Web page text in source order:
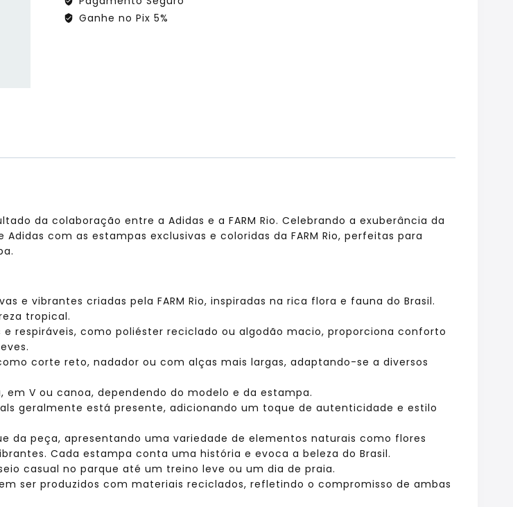
Ganhe no Pix 5%
da colaboração entre a Adidas e a FARM Rio. Celebrando a exuberância da
com as estampas exclusivas e coloridas da FARM Rio, perfeitas para
e vibrantes criadas pela FARM Rio, inspiradas na rica flora e fauna do Brasil.
tropical.
respiráveis, como poliéster reciclado ou algodão macio, proporciona conforto
corte reto, nadador ou com alças mais largas, adaptando-se a diversos
V ou canoa, dependendo do modelo e da estampa.
geralmente está presente, adicionando um toque de autenticidade e estilo
da peça, apresentando uma variedade de elementos naturais como flores
Cada estampa conta uma história e evoca a beleza do Brasil.
casual no parque até um treino leve ou um dia de praia.
ser produzidos com materiais reciclados, refletindo o compromisso de ambas